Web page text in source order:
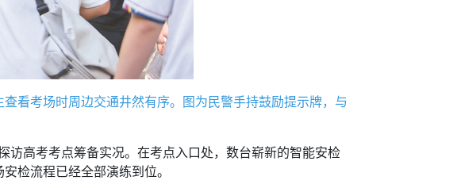
考场时周边交通井然有序。图为民警手持鼓励提示牌，与
高考考点筹备实况。在考点入口处，数台崭新的智能安检
检流程已经全部演练到位。